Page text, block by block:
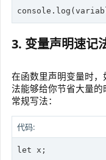
console
3. 变量声明速记
在函数里声明变量时
法能够给你节省大量的
常规写法：
代码:
let